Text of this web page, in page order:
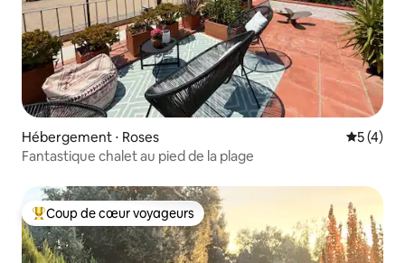
Hébergement ⋅ Roses
5 (4)
Fantastique chalet au pied de la plage
Coups de cœur voyageurs les plus appréciés
Coup de cœur voyageurs